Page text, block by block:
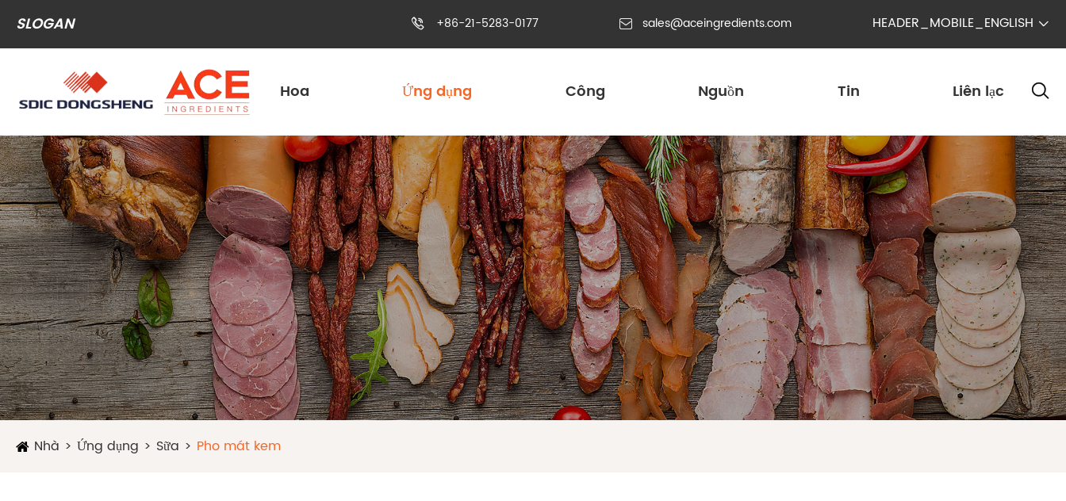
SLOGAN  +86-21-5283-0177  sales@aceingredients.com HEADER_MOBILE_ENGLISH 
Hoa Ứng dụng Công Nguồn Tin Liên lạc 
Nhà Ứng dụng Sữa Pho mát kem